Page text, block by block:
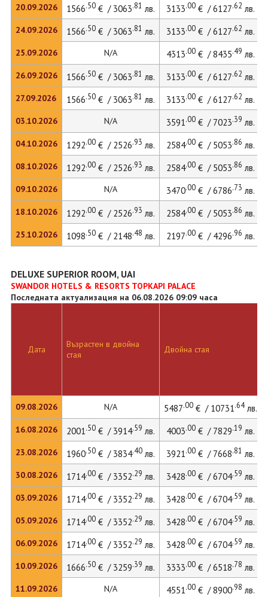
20.09.2026
24.09.2026
25.09.2026
26.09.2026
27.09.2026
03.10.2026
04.10.2026
08.10.2026
09.10.2026
18.10.2026
25.10.2026
1566.50€ / 3063.81 лв. 3133.00€ / 6127.62 лв.
1566.50€ / 3063.81 лв. 3133.00€ / 6127.62 лв.
N/A 4313.00€ / 8435.49 лв.
1566.50€ / 3063.81 лв. 3133.00€ / 6127.62 лв.
1566.50€ / 3063.81 лв. 3133.00€ / 6127.62 лв.
N/A 3591.00€ / 7023.39 лв.
1292.00€ / 2526.93 лв. 2584.00€ / 5053.86 лв.
1292.00€ / 2526.93 лв. 2584.00€ / 5053.86 лв.
N/A 3470.00€ / 6786.73 лв.
1292.00€ / 2526.93 лв. 2584.00€ / 5053.86 лв.
1098.50€ / 2148.48 лв. 2197.00€ / 4296.96 лв.
DELUXE SUPERIOR ROOM, UAI
SWANDOR HOTELS & RESORTS TOPKAPI PALACE
Последната актуализация на 06.08.2026 09:09 часа
Дата
09.08.2026
16.08.2026
23.08.2026
30.08.2026
03.09.2026
05.09.2026
06.09.2026
10.09.2026
11.09.2026
Възрастен в двойна
стая
Двойна стая
N/A 5487.00€ / 10731.64лв.
2001.50€ / 3914.59 лв. 4003.00€ / 7829.19 лв.
1960.50€ / 3834.40лв. 3921.00€ / 7668.81 лв.
1714.00€ / 3352.29 лв. 3428.00€ / 6704.59 лв.
1714.00€ / 3352.29 лв. 3428.00€ / 6704.59 лв.
1714.00€ / 3352.29 лв. 3428.00€ / 6704.59 лв.
1714.00€ / 3352.29 лв. 3428.00€ / 6704.59 лв.
1666.50€ / 3259.39 лв. 3333.00€ / 6518.78 лв.
N/A 4551.00€ / 8900.98 лв.